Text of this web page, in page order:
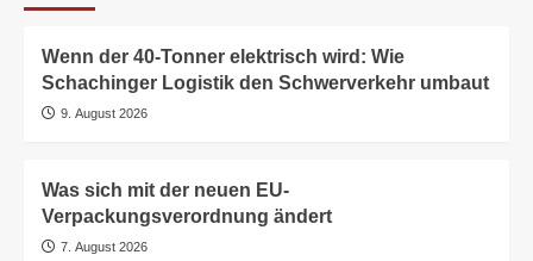
Wenn der 40-Tonner elektrisch wird: Wie
Schachinger Logistik den Schwerverkehr umbaut
9. August 2026
Was sich mit der neuen EU-
Verpackungsverordnung ändert
7. August 2026